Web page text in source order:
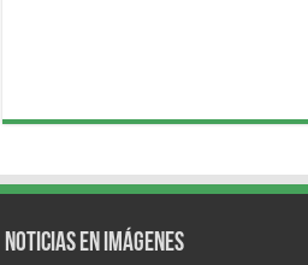
Noticias en Imágenes